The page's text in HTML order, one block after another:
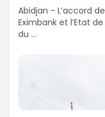
Abidjan - L’accord
Eximbank et l’Etat
du ...